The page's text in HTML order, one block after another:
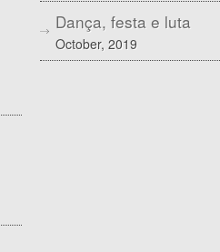
Dança, festa e luta
October, 2019